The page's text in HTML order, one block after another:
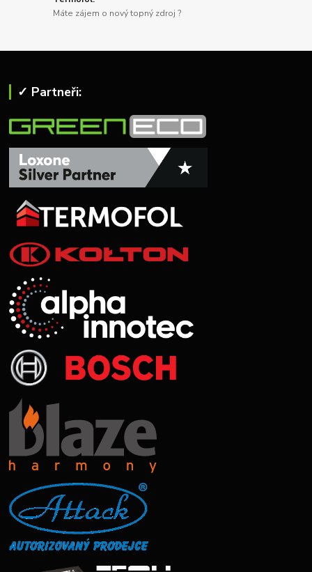
Máte zájem o nový topný zdroj ?
✓ Partneři: